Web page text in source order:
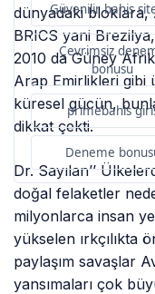
Güvenilir bahis
Çevrimsiz
bonusu
primebahis
Deneme
dünyadaki bloklara,
BRICS yani
2010 da Güney
Arap Emirlikleri gibi
küresel gücün,
dikkat çekti.
Dr. Sayılan’’
doğal felaketler
milyonlarca insan
yükselen ırkçılıkta
paylaşım savaşlar
yansımaları çok